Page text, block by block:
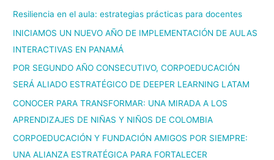
Resiliencia en el aula: estrategias prácticas para docentes
INICIAMOS UN NUEVO AÑO DE IMPLEMENTACIÓN DE AULAS
INTERACTIVAS EN PANAMÁ
POR SEGUNDO AÑO CONSECUTIVO, CORPOEDUCACIÓN
SERÁ ALIADO ESTRATÉGICO DE DEEPER LEARNING LATAM
CONOCER PARA TRANSFORMAR: UNA MIRADA A LOS
APRENDIZAJES DE NIÑAS Y NIÑOS DE COLOMBIA
CORPOEDUCACIÓN Y FUNDACIÓN AMIGOS POR SIEMPRE:
UNA ALIANZA ESTRATÉGICA PARA FORTALECER